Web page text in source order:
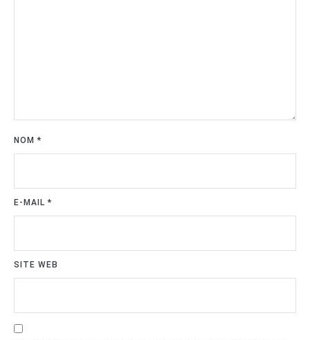
NOM*
E-MAIL*
SITE WEB